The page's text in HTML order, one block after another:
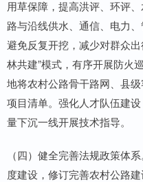
用草保障，提高洪评、环评
路与沿线供水、通信、电力
避免反复开挖，减少对群众
林共建”模式，有序开展防火
地将农村公路骨干路网、县
项目清单。强化人才队伍建
量下沉一线开展技术指导。
（四）健全完善法规政策体
度建设，修订完善农村公路